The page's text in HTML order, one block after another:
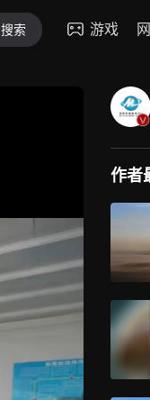
搜索 游戏
作者